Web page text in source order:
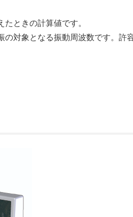
ときの計算値です。
対象となる振動周波数です。許